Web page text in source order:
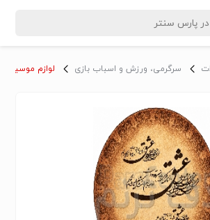
سرگرمی، ورزش و اسباب بازی لوازم موسیقی